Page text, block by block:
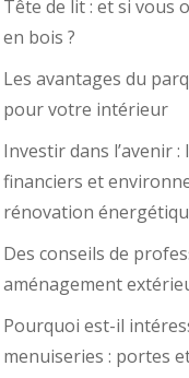
Tête de lit : et si vous
en bois ?
Les avantages du
pour votre intérieur
Investir dans l’avenir :
financiers et
rénovation
Des conseils de
aménagement
Pourquoi est-il
menuiseries : portes